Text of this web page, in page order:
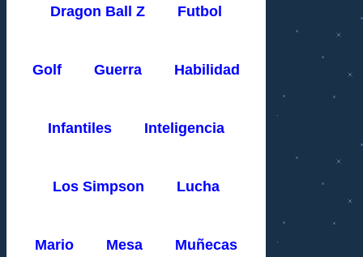
Dragon Ball Z Futbol
Golf Guerra Habilidad
Infantiles Inteligencia
Los Simpson Lucha
Mario Mesa Muñecas